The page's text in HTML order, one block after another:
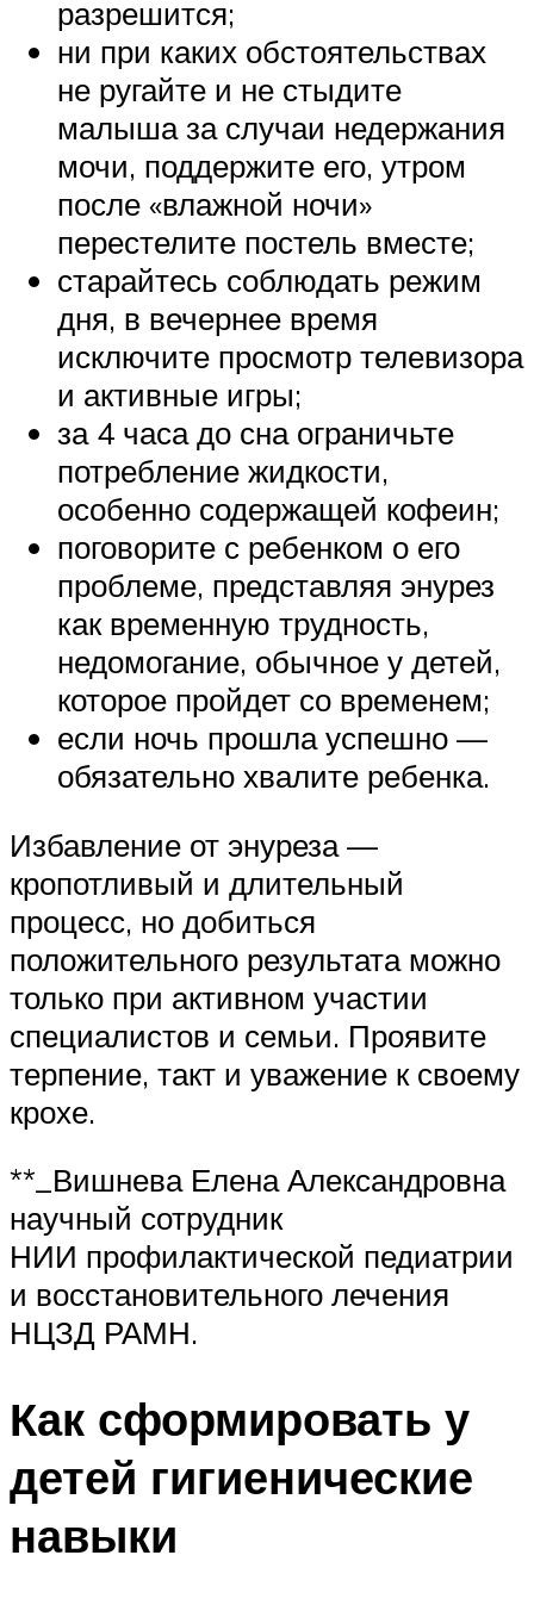
разрешится;
ни при каких обстоятельствах
не ругайте и не стыдите
малыша за случаи недержания
мочи, поддержите его, утром
после «влажной ночи»
перестелите постель вместе;
старайтесь соблюдать режим
дня, в вечернее время
исключите просмотр телевизора
и активные игры;
за 4 часа до сна ограничьте
потребление жидкости,
особенно содержащей кофеин;
поговорите с ребенком о его
проблеме, представляя энурез
как временную трудность,
недомогание, обычное у детей,
которое пройдет со временем;
если ночь прошла успешно —
обязательно хвалите ребенка.
Избавление от энуреза —
кропотливый и длительный
процесс, но добиться
положительного результата можно
только при активном участии
специалистов и семьи. Проявите
терпение, такт и уважение к своему
крохе.
**_Вишнева Елена Александровна
научный сотрудник
НИИ профилактической педиатрии
и восстановительного лечения
НЦЗД РАМН.
Как сформировать у
детей гигиенические
навыки